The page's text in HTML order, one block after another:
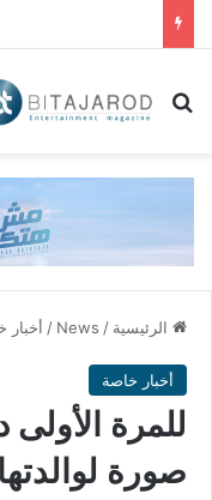
بحث عن
الرئيسية /
News
/ أخبار
أخبار خاصة
للمرة الأولى
صورة